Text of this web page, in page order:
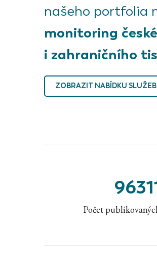
našeho portfolia
monitoring
i zahraničního
ZOBRAZIT NABÍDKU SLUŽEB
Počet